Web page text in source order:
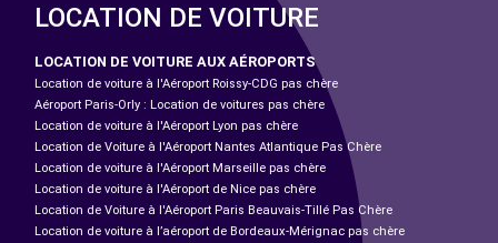
LOCATION DE VOITURE
LOCATION DE VOITURE AUX AÉROPORTS
Location de voiture à l'Aéroport Roissy-CDG pas chère
Aéroport Paris-Orly : Location de voitures pas chère
Location de voiture à l'Aéroport Lyon pas chère
Location de Voiture à l'Aéroport Nantes Atlantique Pas Chère
Location de voiture à l'Aéroport Marseille pas chère
Location de voiture à l'Aéroport de Nice pas chère
Location de Voiture à l'Aéroport Paris Beauvais-Tillé Pas Chère
Location de voiture à l’aéroport de Bordeaux-Mérignac pas chère